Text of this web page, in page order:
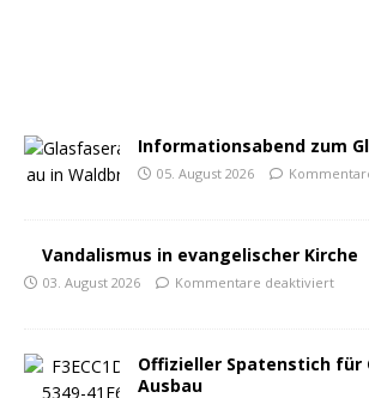
Informationsabend zum
05. August 2026
Vandalismus in evangelischer Kirche
03. August 2026 Kommentare deaktiviert
Offizieller Spatenstich für
Ausbau